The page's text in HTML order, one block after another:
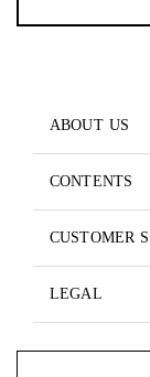
ABOUT US
CONTENTS
CUSTOMER
LEGAL